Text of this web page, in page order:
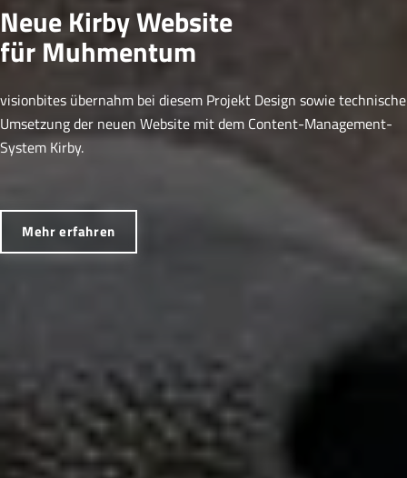
Neue Kirby Website
für Muhmentum
visionbites übernahm bei diesem Projekt Design sowie technische
Umsetzung der neuen Website mit dem Content-Management-
System Kirby.
Mehr erfahren